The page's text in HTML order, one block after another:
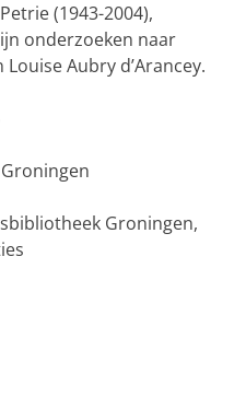
(1943-2004),
onderzoeken naar
Aubry d’Arancey.
Groningen,